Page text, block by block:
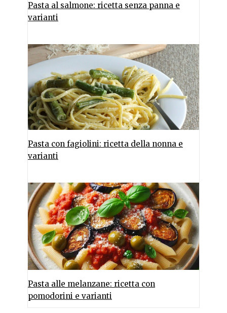
Pasta al salmone: ricetta senza panna e
varianti
Pasta con fagiolini: ricetta della nonna e
varianti
Pasta alle melanzane: ricetta con
pomodorini e varianti